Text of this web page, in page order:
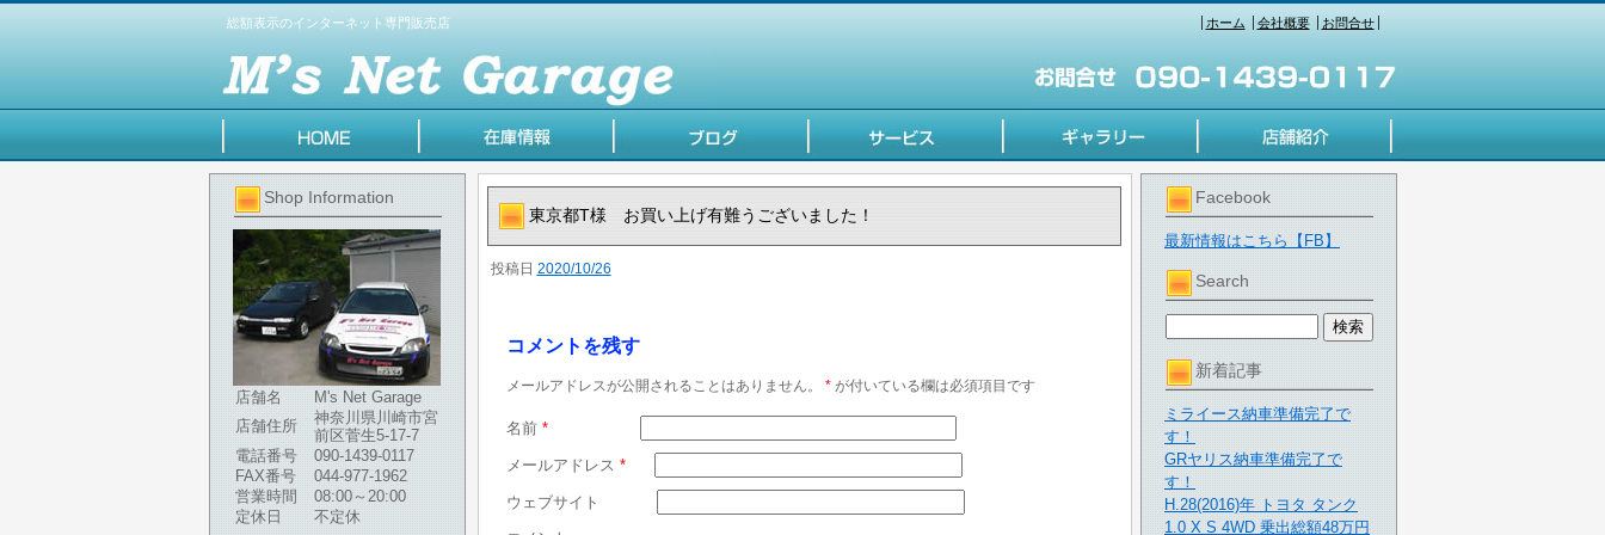
総額表示のインターネット専門販売店 ホーム 会社概要 お問合せ
Shop Information
店舗名
M's Net Garage
店舗住所
神奈川県川崎市宮
前区菅生5-17-7
電話番号
090-1439-0117
FAX番号
044-977-1962
営業時間
08:00～20:00
定休日
不定休
Facebook
最新情報はこちら【FB】
Search
新着記事
ミライース納車準備完了で
す！
GRヤリス納車準備完了で
す！
H.28(2016)年 トヨタ タンク
1.0 X S 4WD 乗出総額48万円
東京都T様 お買い上げ有難うございました！
投稿日 2020/10/26
コメントを残す
メールアドレスが公開されることはありません。 *が付いている欄は必須項目です
名前 *
メールアドレス *
ウェブサイト